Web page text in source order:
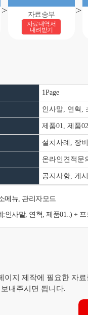
> 자료송부
자료내역서
내려받기
>
1Page
인사말, 연혁,
제품01, 제품
설치사례, 장
온라인견적문
공지사항, 게
메뉴, 관리자모드
:인사말, 연혁, 제품01..) +
지 제작에 필요한 자
내주시면 됩니다.